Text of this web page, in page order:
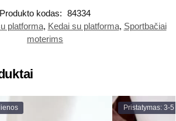
Produkto kodas: 84334
platforma, Kedai su platforma, Sportbačiai
moterims
Pristatymas: 3-